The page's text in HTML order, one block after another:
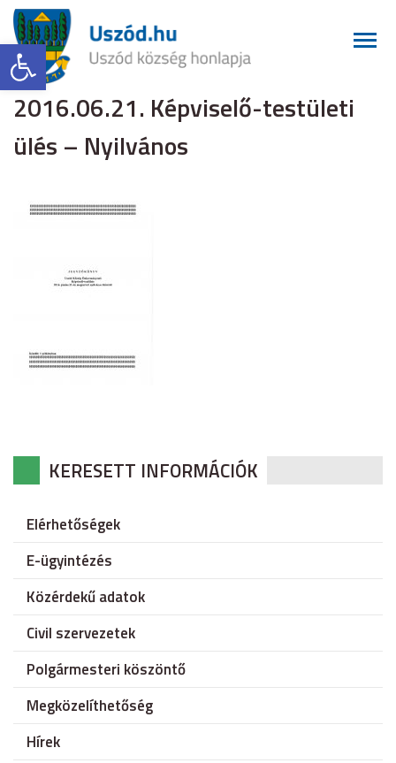
Eszköztár megnyitása
2016.06.21. Képviselő-testületi
ülés – Nyilvános
KERESETT INFORMÁCIÓK
Elérhetőségek
E-ügyintézés
Közérdekű adatok
Civil szervezetek
Polgármesteri köszöntő
Megközelíthetőség
Hírek